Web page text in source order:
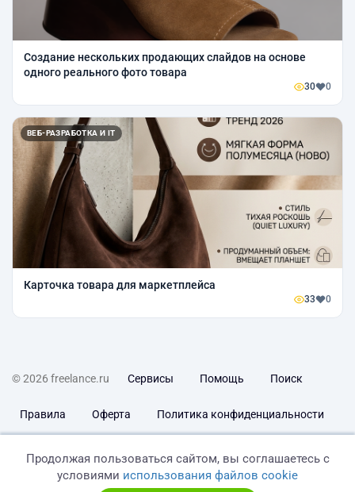
Создание нескольких продающих слайдов на основе
одного реального фото товара
30 0
ВЕБ-РАЗРАБОТКА И IT
Карточка товара для маркетплейса
33 0
© 2026 freelance.ru Сервисы Помощь Поиск
Правила Оферта Политика конфиденциальности
Продолжая пользоваться сайтом, вы соглашаетесь с
условиями использования файлов cookie